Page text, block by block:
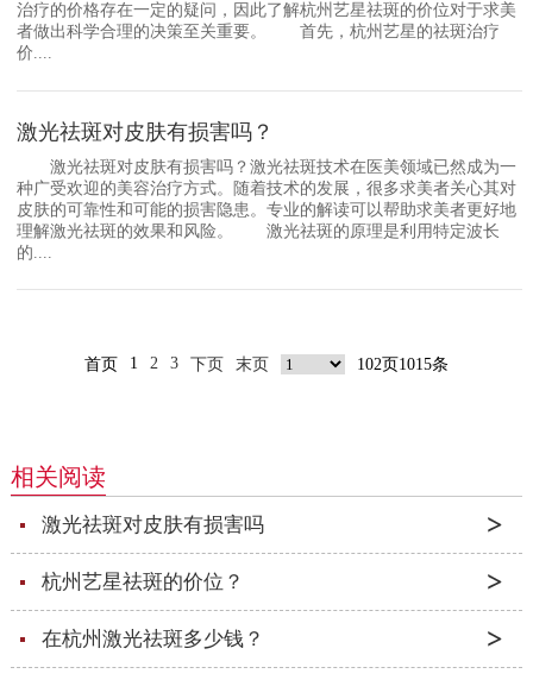
治疗的价格存在一定的疑问，因此了解杭州艺星祛斑的价位对于求美
者做出科学合理的决策至关重要。 首先，杭州艺星的祛斑治疗
价....
激光祛斑对皮肤有损害吗？
激光祛斑对皮肤有损害吗？激光祛斑技术在医美领域已然成为一
种广受欢迎的美容治疗方式。随着技术的发展，很多求美者关心其对
皮肤的可靠性和可能的损害隐患。专业的解读可以帮助求美者更好地
理解激光祛斑的效果和风险。 激光祛斑的原理是利用特定波长
的....
首页 1 2 3 下页 末页 102页1015条
相关阅读
激光祛斑对皮肤有损害吗
杭州艺星祛斑的价位？
在杭州激光祛斑多少钱？